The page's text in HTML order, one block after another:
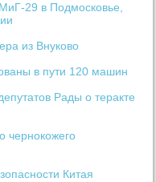
29 в Подмосковье,
из Внуково
в пути 120 машин
Рады о теракте
чернокожего
Китая